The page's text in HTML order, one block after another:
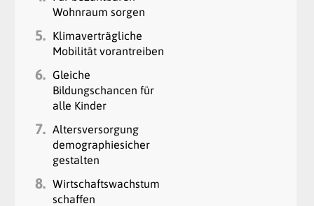
Wohnraum sorgen
5.
Klimaverträgliche
Mobilität vorantreiben
6.
Gleiche
Bildungschancen für
alle Kinder
7. Altersversorgung
demographiesicher
gestalten
8. Wirtschaftswachstum
schaffen